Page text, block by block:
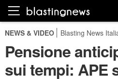
NEWS & VIDEO Blasting News
Pensione
sui tempi: APE